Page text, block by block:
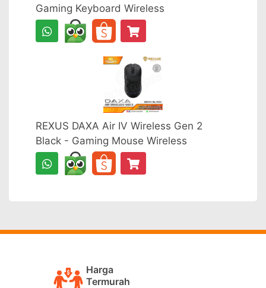
Gaming Keyboard Wireless
REXUS DAXA Air IV Wireless Gen 2
Black - Gaming Mouse Wireless
Harga
Termurah